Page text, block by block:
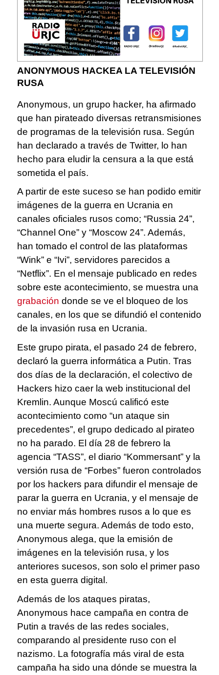
ANONYMOUS HACKEA LA TELEVISIÓN
RUSA
Anonymous, un grupo hacker, ha afirmado
que han pirateado diversas retransmisiones
de programas de la televisión rusa. Según
han declarado a través de Twitter, lo han
hecho para eludir la censura a la que está
sometida el país.
A partir de este suceso se han podido emitir
imágenes de la guerra en Ucrania en
canales oficiales rusos como; “Russia 24”,
“Channel One” y “Moscow 24”. Además,
han tomado el control de las plataformas
“Wink” e “Ivi”, servidores parecidos a
“Netflix”. En el mensaje publicado en redes
sobre este acontecimiento, se muestra una
grabación donde se ve el bloqueo de los
canales, en los que se difundió el contenido
de la invasión rusa en Ucrania.
Este grupo pirata, el pasado 24 de febrero,
declaró la guerra informática a Putin. Tras
dos días de la declaración, el colectivo de
Hackers hizo caer la web institucional del
Kremlin. Aunque Moscú calificó este
acontecimiento como “un ataque sin
precedentes”, el grupo dedicado al pirateo
no ha parado. El día 28 de febrero la
agencia “TASS”, el diario “Kommersant” y la
versión rusa de “Forbes” fueron controlados
por los hackers para difundir el mensaje de
parar la guerra en Ucrania, y el mensaje de
no enviar más hombres rusos a lo que es
una muerte segura. Además de todo esto,
Anonymous alega, que la emisión de
imágenes en la televisión rusa, y los
anteriores sucesos, son solo el primer paso
en esta guerra digital.
Además de los ataques piratas,
Anonymous hace campaña en contra de
Putin a través de las redes sociales,
comparando al presidente ruso con el
nazismo. La fotografía más viral de esta
campaña ha sido una dónde se muestra la